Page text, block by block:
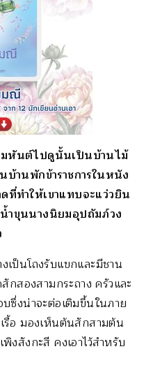
หันต์ไปดูนั้นเป็นบ้านไม้
านพักข้าราชการในหนัง
ทำให้เขาแทบจะแว่วยิน
ำขุนนางนิยมอุปถัมภ์วง
ป็นโถงรับแขกและมีชาน
กสองสามกระถาง ครัวและ
ซึ่งน่าจะต่อเติมขึ้นในภาย
รื้อ มองเห็นต้นสักสามต้น
งสังกะสี คงเอาไว้สำหรับ